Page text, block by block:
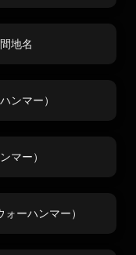
地名
ンマー）
マー）
ーハンマー）